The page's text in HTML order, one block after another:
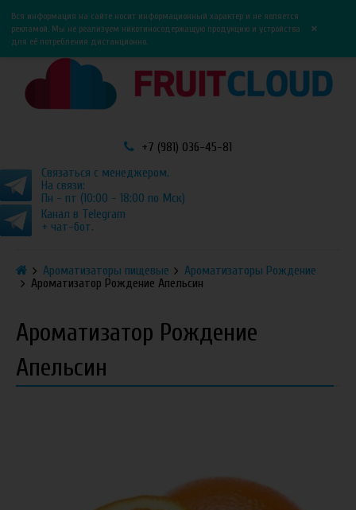
0
Вся информация на сайте носит информационный характер и не является
рекламой. Мы не реализуем никотиносодержащую продукцию и устройства
для её потребления дистанционно.
×
+7 (981) 036-45-81
Связаться с менеджером.
На связи:
Пн - пт (10:00 - 18:00 по Мск)
Канал в Telegram
+ чат-бот.
Ароматизаторы пищевые
Ароматизаторы Рождение
Ароматизатор Рождение Апельсин
Ароматизатор Рождение
Апельсин